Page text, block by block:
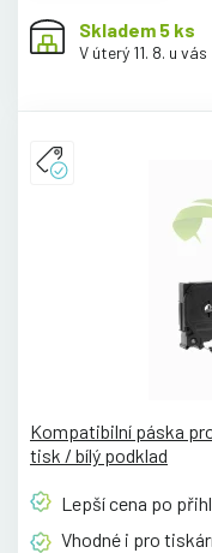
Skladem 5 ks
V úterý 11. 8. u vás
Kompatibilní páska
tisk / bílý podklad
Lepší cena po
Vhodné i pro